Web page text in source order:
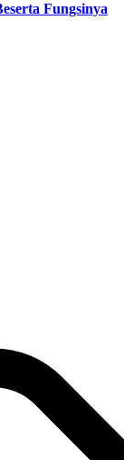
Fungsinya